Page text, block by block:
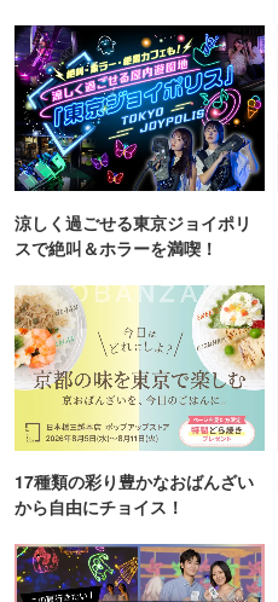
涼しく過ごせる東京ジョイポリ
スで絶叫＆ホラーを満喫！
17種類の彩り豊かなおばんざい
から自由にチョイス！